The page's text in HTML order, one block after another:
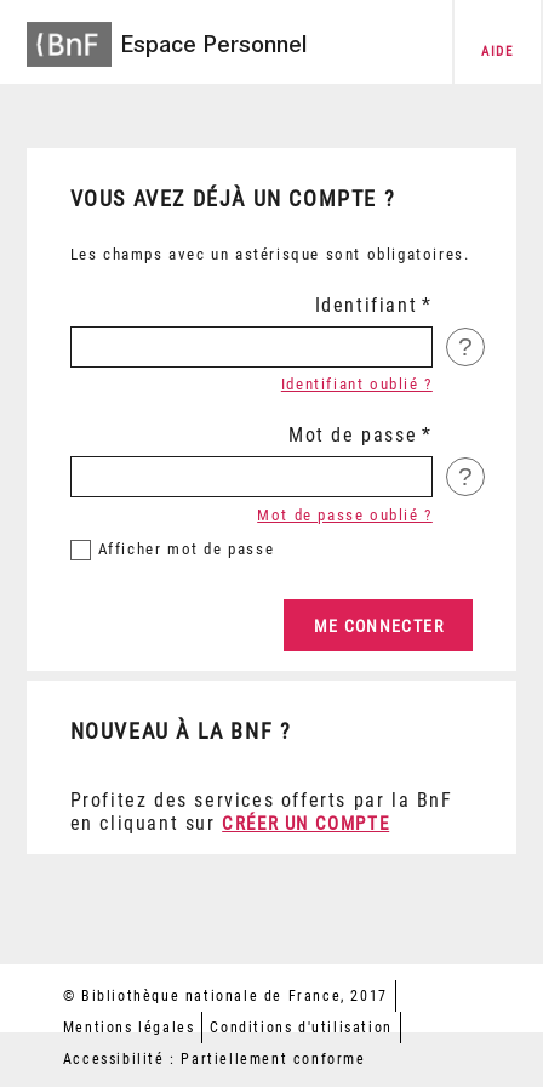
Espace Personnel AIDE
VOUS AVEZ DÉJÀ UN COMPTE ?
Les champs avec un astérisque sont obligatoires.
Identifiant
?
Identifiant oublié ?
Mot de passe
?
Afficher mot de passe
Mot de passe oublié ?
NOUVEAU À LA BNF ?
Profitez des services offerts par la BnF
en cliquant sur CRÉER UN COMPTE
© Bibliothèque nationale de France, 2017
Mentions légales
Conditions d'utilisation
Accessibilité : Partiellement conforme